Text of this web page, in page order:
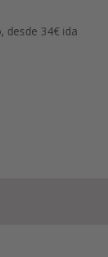
desde 34€ ida